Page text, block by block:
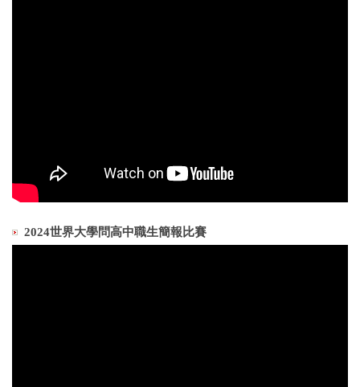
2024世界大學問高中職生簡報比賽